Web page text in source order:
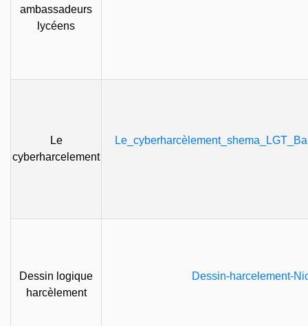
ambassadeurs
lycéens
Le
cyberharcelement
Dessin logique
harcèlement
Dessin-harcelement-